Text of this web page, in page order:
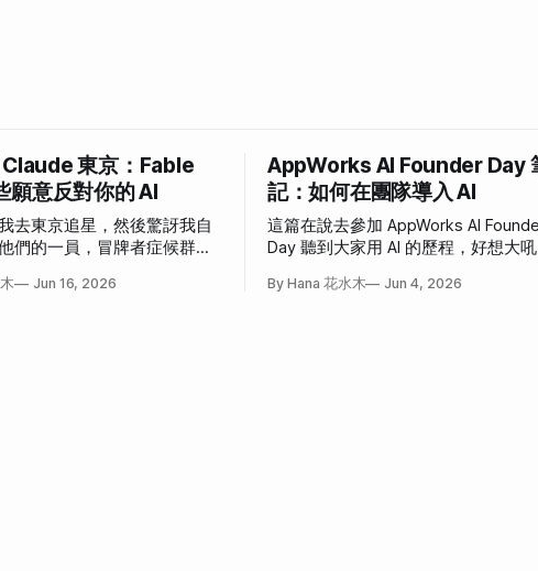
東京：Fable
願意反對你的 AI
去東京追星，然後驚訝我自
們的一員，冒牌者症候群大
Jun 16, 2026
AppWorks AI Founder Day
記：如何在團隊導入 AI
這篇在說去參加 AppWorks AI
Day 聽到大家用 AI 的歷程，好想大吼
By Hana 花水木 Jun 4, 2026